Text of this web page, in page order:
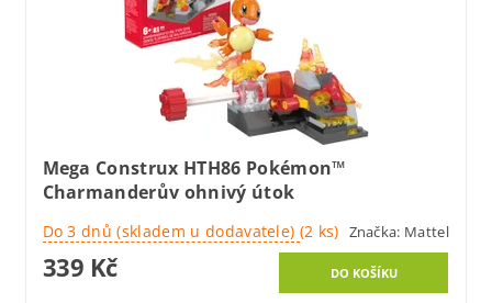
Mega Construx HTH86 Pokémon™
Charmanderův ohnivý útok
Do 3 dnů (skladem u dodavatele) (2 ks) Značka: Mattel
339 Kč